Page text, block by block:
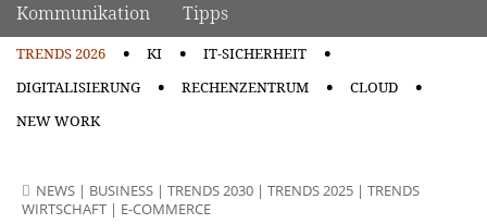
Kommunikation
Tipps
TRENDS 2026 KI
IT-SICHERHEIT
DIGITALISIERUNG
RECHENZENTRUM
CLOUD
NEW WORK
NEWS | BUSINESS | TRENDS 2030 | TRENDS 2025 | TRENDS
WIRTSCHAFT | E-COMMERCE